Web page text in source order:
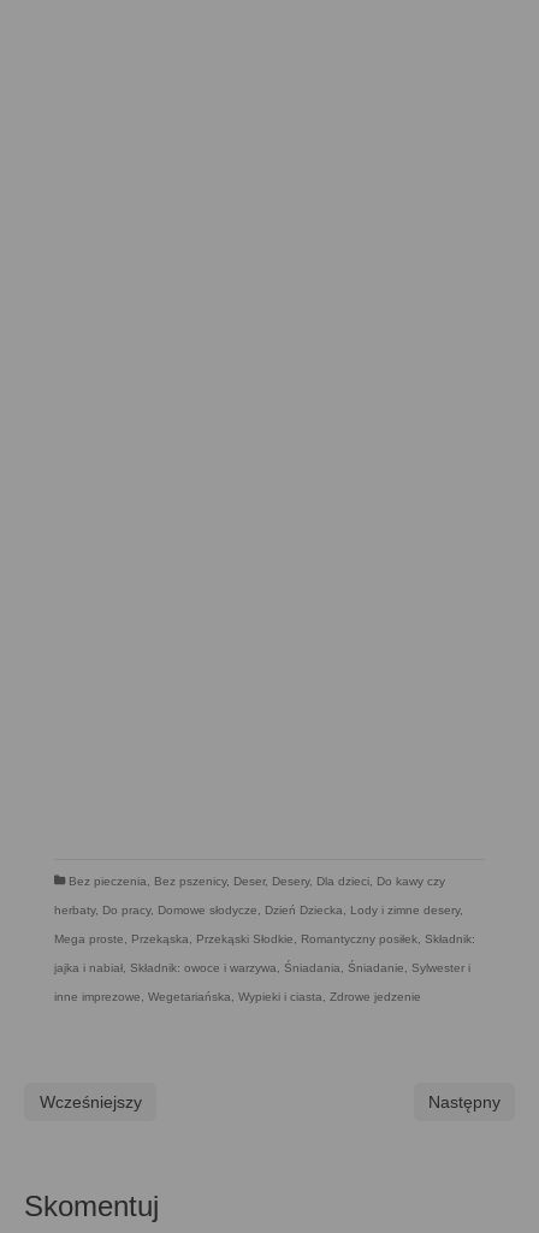
Bez pieczenia, Bez pszenicy, Deser, Desery, Dla dzieci, Do kawy czy
herbaty, Do pracy, Domowe słodycze, Dzień Dziecka, Lody i zimne desery,
Mega proste, Przekąska, Przekąski Słodkie, Romantyczny posiłek, Składnik:
jajka i nabiał, Składnik: owoce i warzywa, Śniadania, Śniadanie, Sylwester i
inne imprezowe, Wegetariańska, Wypieki i ciasta, Zdrowe jedzenie
Wcześniejszy Następny
Skomentuj